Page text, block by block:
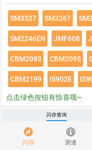
闪存 测速
SM3527 SM3267
SM2246EN JMF608
CBM2093 CBM2095
CBM2199 IS902E
点击绿色按钮有惊喜哦~
请登
闪存查询